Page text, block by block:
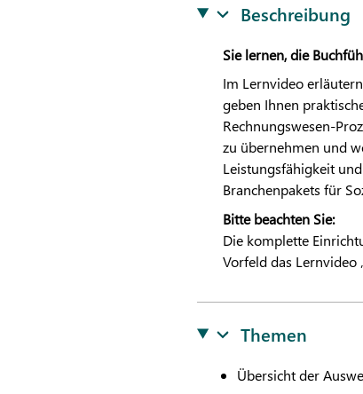
Beschreibung
Sie lernen, die
Im Lernvideo
geben Ihnen
Rechnungswesen-
zu übernehmen und
Leistungsfähigkeit
Branchenpakets für
Bitte beachten Sie:
Die komplette
Vorfeld das Lernvideo
Themen
Übersicht der